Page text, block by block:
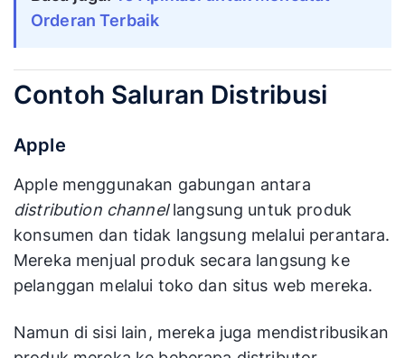
Orderan Terbaik
Contoh Saluran Distribusi
Apple
Apple menggunakan gabungan antara
distribution channellangsung untuk produk
konsumen dan tidak langsung melalui perantara.
Mereka menjual produk secara langsung ke
pelanggan melalui toko dan situs web mereka.
Namun di sisi lain, mereka juga mendistribusikan